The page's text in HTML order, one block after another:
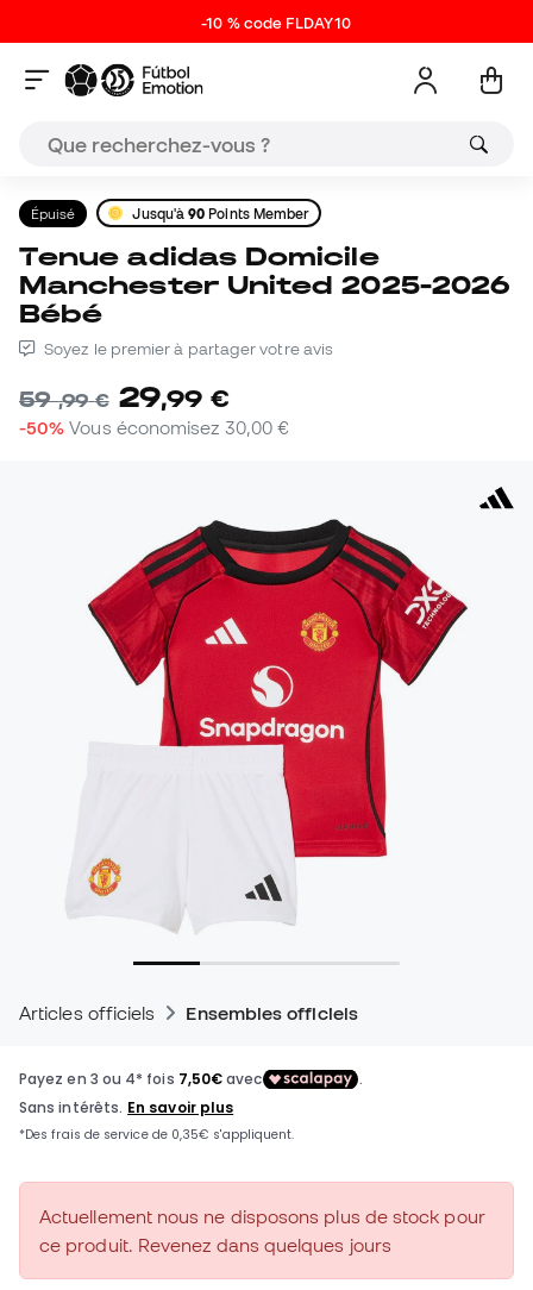
-10 % code FLDAY10
Épuisé Jusqu'à90 Points Member
Tenue adidas Domicile
Manchester United 2025-2026
Bébé
Soyez le premier à partager votre avis
59,99 € 29,99 €
-50% Vous économisez 30,00 €
Articles officiels Ensembles officiels
Actuellement nous ne disposons plus de stock pour
ce produit. Revenez dans quelques jours